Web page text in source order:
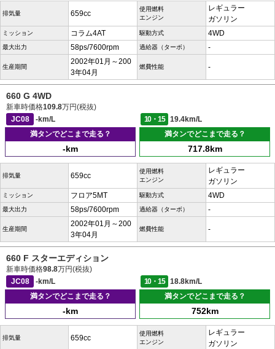
排気量 659cc
使用燃料
エンジン
レギュラー
ガソリン
ミッション コラム4AT 駆動方式 4WD
最大出力 58ps/7600rpm 過給器（ターボ） -
生産期間
2002年01月～200
3年04月
燃費性能 -
660 G 4WD
新車時価格109.8万円(税抜)
JC08
-km/L 10・15
19.4km/L
満タンでどこまで走る？
-km
満タンでどこまで走る？
717.8km
排気量 659cc
使用燃料
エンジン
レギュラー
ガソリン
ミッション フロア5MT 駆動方式 4WD
最大出力 58ps/7600rpm 過給器（ターボ） -
生産期間
2002年01月～200
3年04月
燃費性能 -
660 F スターエディション
新車時価格98.8万円(税抜)
JC08
-km/L 10・15
18.8km/L
満タンでどこまで走る？
-km
満タンでどこまで走る？
752km
排気量 659cc
使用燃料
エンジン
レギュラー
ガソリン